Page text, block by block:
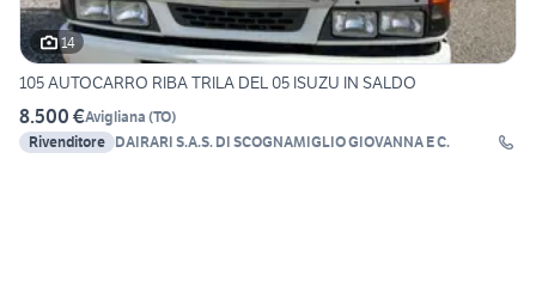
14
105 AUTOCARRO RIBA TRILA DEL 05 ISUZU IN SALDO
8.500 €Avigliana (TO)
Rivenditore DAIRARI S.A.S. DI SCOGNAMIGLIO GIOVANNA E C.